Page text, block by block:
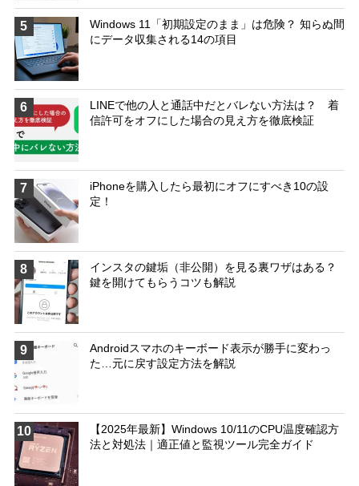
5
Windows 11「初期設定のまま」は危険？ 知らぬ間
にデータ収集される14の項目
6
LINEで他の人と通話中だとバレない方法は？ 着
信許可をオフにした場合の見え方を徹底検証
7
iPhoneを購入したら最初にオフにすべき10の設
定！
8
インスタの鍵垢（非公開）を見る裏ワザはある？
鍵を開けてもらうコツも解説
9
Androidスマホのキーボード表示が勝手に変わっ
た…元に戻す設定方法を解説
10
【2025年最新】Windows 10/11のCPU温度確認方
法と対処法｜適正値と監視ツール完全ガイド